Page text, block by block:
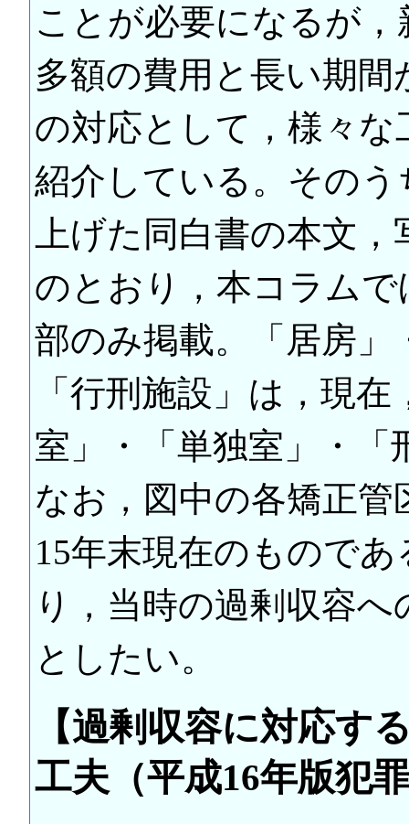
ことが必要になるが
多額の費用と長い期
の対応として，様々
紹介している。その
上げた同白書の本文
のとおり，本コラム
部のみ掲載。「居房」
「行刑施設」は，現
室」・「単独室」・
なお，図中の各矯正
15年末現在のもので
り，当時の過剰収容
としたい。
【過剰収容に対応す
工夫（平成16年版犯